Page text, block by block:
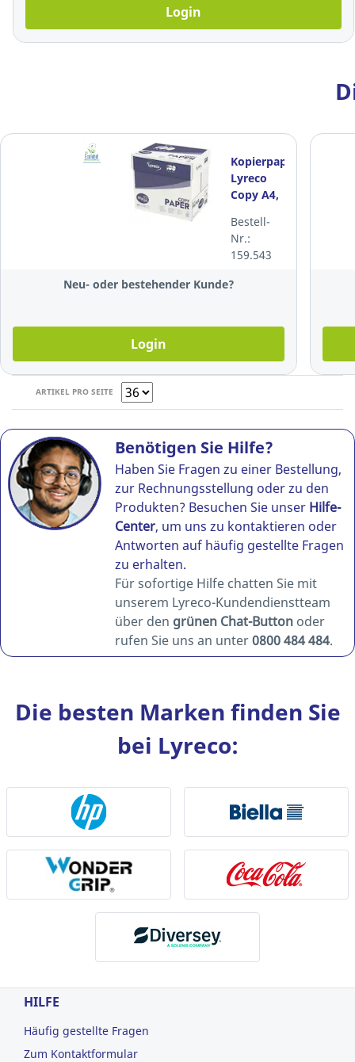
Login
Kopierpapier
Lyreco
Copy A4,
weiss,
Box à
5x500
Blatt
Bestell-
Nr.:
159.543
Neu- oder bestehender Kunde?
Login
ARTIKEL PRO SEITE
Benötigen Sie Hilfe?
Haben Sie Fragen zu einer Bestellung,
zur Rechnungsstellung oder zu den
Produkten? Besuchen Sie unser Hilfe-
Center, um uns zu kontaktieren oder
Antworten auf häufig gestellte Fragen
zu erhalten.
Für sofortige Hilfe chatten Sie mit
unserem Lyreco-Kundendienstteam
über den grünen Chat-Button oder
rufen Sie uns an unter0800 484 484.
Die besten Marken finden Sie
bei Lyreco:
HILFE
Häufig gestellte Fragen
Zum Kontaktformular